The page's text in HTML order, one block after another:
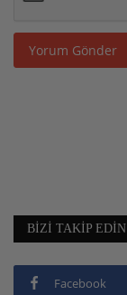
Yorum Gönder
BIZI TAKIP EDIN
Facebook